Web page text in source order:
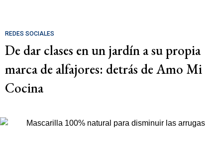
REDES SOCIALES
De dar clases en un jardín a su propia
marca de alfajores: detrás de Amo Mi
Cocina